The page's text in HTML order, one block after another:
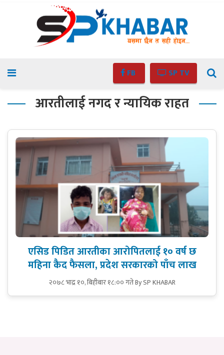
FB SP TV
आरतीलाई नगद र न्यायिक राहत
एसिड पिडित आरतीका आरोपितलाई १० वर्ष छ
महिना कैद फैसला, प्रदेश सरकारको पाँच लाख
२०७८ भाद्र १०, बिहीबार १८:०० गतेBy SP KHABAR